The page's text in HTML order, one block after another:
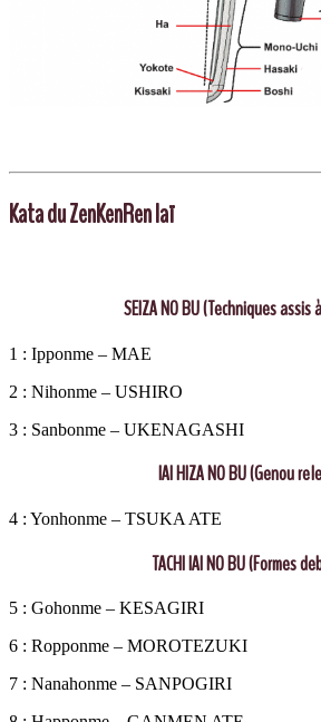
Kata du ZenKenRen Iaï
SEIZA NO BU (Techniques assis
1 : Ipponme – MAE
2 : Nihonme – USHIRO
3 : Sanbonme – UKENAGASHI
IAI HIZA NO BU (Genou
4 : Yonhonme – TSUKA ATE
TACHI IAI NO BU (Formes
5 : Gohonme – KESAGIRI
6 : Ropponme – MOROTEZUKI
7 : Nanahonme – SANPOGIRI